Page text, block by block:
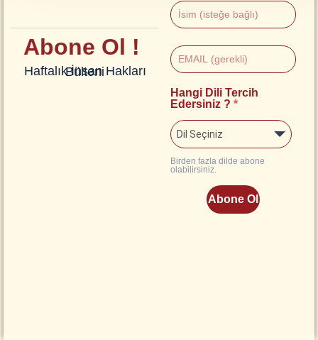
Abone Ol !
Haftalık İnsan Hakları Bülteni
Hangi Dili Tercih
Edersiniz ?
Dil Seçiniz
Birden fazla dilde abone
olabilirsiniz.
Abone Ol